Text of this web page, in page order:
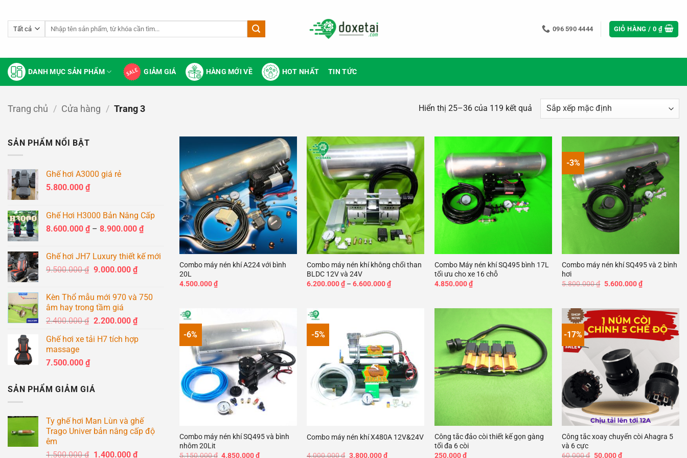
qua
096 590 4444 GIỎ HÀNG / 0 ₫
DANH MỤC SẢN PHẨM GIẢM GIÁ HÀNG MỚI VỀ HOT NHẤT TIN TỨC
Trang chủ / Cửa hàng / Trang 3 Hiển thị 25–36 của 119 kết quả
SẢN PHẨM NỔI BẬT
Ghế hơi A3000 giá rẻ
5.800.000 ₫
Ghế Hơi H3000 Bản Nâng Cấp
8.600.000 ₫ – 8.900.000 ₫Khoảng
8.600.000 ₫
8.900.000 ₫
Ghế hơi JH7 Luxury thiết kế mới
9.500.000₫ Giá
9.500.000 ₫.
9.000.000 ₫Giá
là:
9.000.000 ₫.
Kèn Thổ mẫu mới 970 và 750
âm hay trong tầm giá
2.400.000₫ Giá
là:
2.200.000 ₫Giá
tại
Ghế hơi xe tải H7 tích hợp
massage
7.500.000 ₫
SẢN PHẨM GIẢM GIÁ
Ty ghế hơi Man Lùn và ghế
Trago Univer bản nâng cấp độ
êm
1.500.000₫ Giá
1.400.000 ₫Giá
Add to
wishlist
+
Combo máy nén khí A224 với bình
20L
4.500.000₫
Add to
wishlist
Combo máy nén khí không chổi than
BLDC 12V và 24V
6.200.000₫ – 6.600.000₫Khoảng
Add to
wishlist
Combo Máy nén khí SQ495 bình 17L
tối ưu cho xe 16 chỗ
4.850.000₫
-3%
Add to
wishlist
Combo máy nén khí SQ495 và 2 bình
hơi
5.800.000₫ Giá
5.600.000₫Giá
hiện
5.600.000 ₫.
-6%
Add to
wishlist
Combo máy nén khí SQ495 và bình
nhôm 20Lit
5.150.000₫ Giá
4.850.000₫Giá
-5%
Add to
wishlist
Combo máy nén khí X480A 12V&24V
4.000.000₫ Giá
3.800.000₫Giá
Add to
wishlist
Công tắc đảo còi thiết kế gọn gàng
tối đa 6 còi
250.000₫
-17%
Add to
wishlist
+
Công tắc xoay chuyển còi Ahagra 5
và 6 cực
60.000₫ Giá
50.000₫Giá